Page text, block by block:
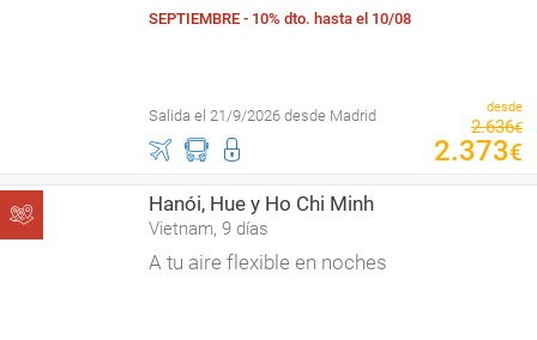
SEPTIEMBRE - 10% dto. hasta el 10/08
Salida el 21/9/2026 desde Madrid desde
2.636€
2.373€
Hanói, Hue y Ho Chi Minh
Vietnam, 9 días
A tu aire flexible en noches